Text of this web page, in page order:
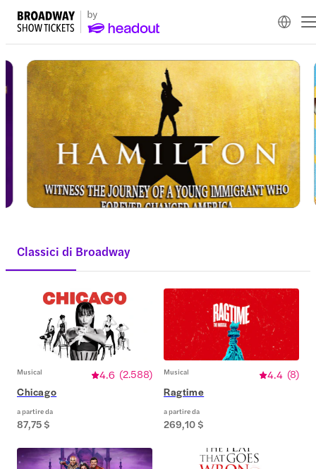
Classici di Broadway
Musical 4.6 (2.588)
Chicago
a partire da
87,75 $
Musical 4.4 (8)
Ragtime
a partire da
269,10 $